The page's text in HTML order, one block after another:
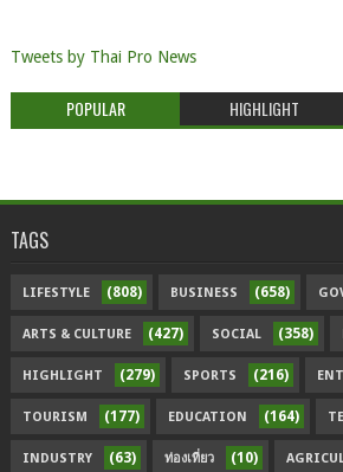
Tweets by Thai Pro News
POPULAR HIGHLIGHT
TAGS
LIFESTYLE (808) BUSINESS (658)
ARTS & CULTURE (427) SOCIAL (358)
HIGHLIGHT (279) SPORTS (216)
TOURISM (177) EDUCATION (164)
INDUSTRY (63) ท่องเที่ยว (10)